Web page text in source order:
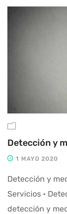
Detección y
1 MAYO 2020
Detección y
Servicios •
detección y